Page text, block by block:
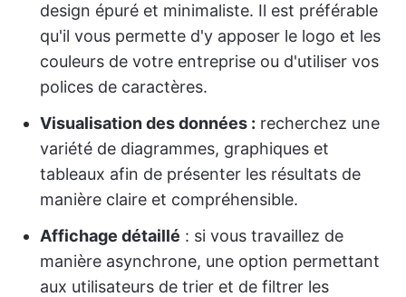
design épuré et minimaliste. Il est préférable
qu'il vous permette d'y apposer le logo et les
couleurs de votre entreprise ou d'utiliser vos
polices de caractères.
Visualisation des données : recherchez une
variété de diagrammes, graphiques et
tableaux afin de présenter les résultats de
manière claire et compréhensible.
Affichage détaillé : si vous travaillez de
manière asynchrone, une option permettant
aux utilisateurs de trier et de filtrer les